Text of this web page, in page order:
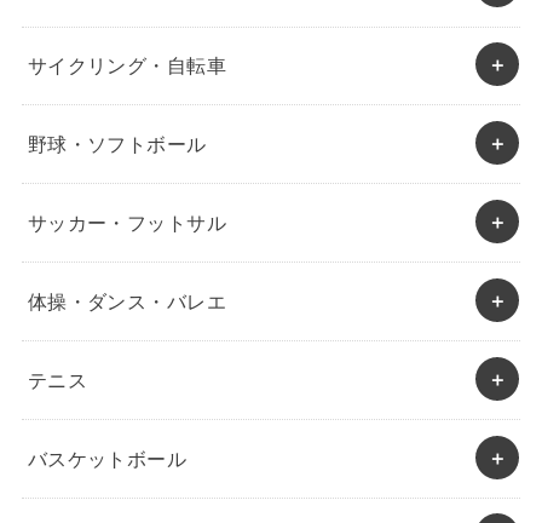
サイクリング・自転車
野球・ソフトボール
サッカー・フットサル
体操・ダンス・バレエ
テニス
バスケットボール